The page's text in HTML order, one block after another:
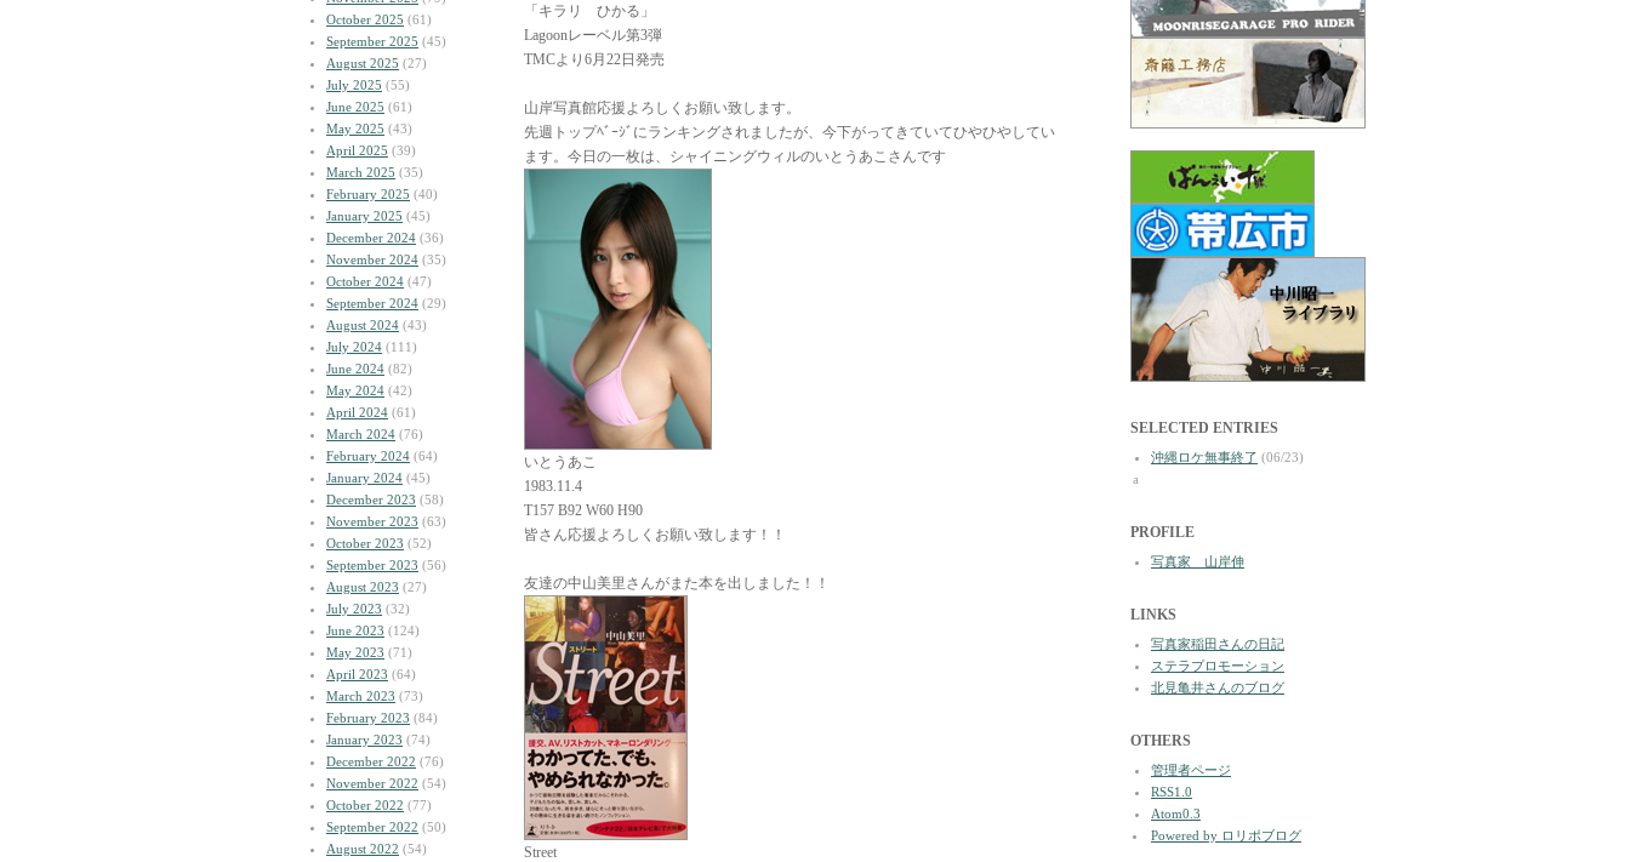
October 2025 (61)
September 2025 (45)
August 2025 (27)
July 2025 (55)
June 2025 (61)
May 2025 (43)
April 2025 (39)
March 2025 (35)
February 2025 (40)
January 2025 (45)
December 2024 (36)
November 2024 (35)
October 2024 (47)
September 2024 (29)
August 2024 (43)
July 2024 (111)
June 2024 (82)
May 2024 (42)
April 2024 (61)
March 2024 (76)
February 2024 (64)
January 2024 (45)
December 2023 (58)
November 2023 (63)
October 2023 (52)
September 2023 (56)
August 2023 (27)
July 2023 (32)
June 2023 (124)
May 2023 (71)
April 2023 (64)
March 2023 (73)
February 2023 (84)
January 2023 (74)
December 2022 (76)
November 2022 (54)
October 2022 (77)
September 2022 (50)
August 2022 (54)
「キラリ ひかる」
Lagoonレーベル第3弾
TMCより6月22日発売
山岸写真館応援よろしくお願い致します。
先週トップﾍﾞｰｼﾞにランキングされましたが、今下がってきていてひやひやしてい
ます。今日の一枚は、シャイニングウィルのいとうあこさんです
いとうあこ
1983.11.4
T157 B92 W60 H90
皆さん応援よろしくお願い致します！！
友達の中山美里さんがまた本を出しました！！
Street
SELECTED ENTRIES
沖縄ロケ無事終了 (06/23)
a
PROFILE
写真家 山岸伸
LINKS
写真家稲田さんの日記
ステラプロモーション
北見亀井さんのブログ
OTHERS
管理者ページ
RSS1.0
Atom0.3
Powered by ロリポブログ